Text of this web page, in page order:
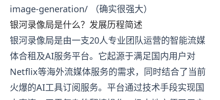
image-generation/ （确实很强大）
银河录像局是什么？发展历程简述
银河录像局是由一支20人专业团队运营的智能流媒
体合租及AI服务平台。它起源于满足国内用户对
Netflix等海外流媒体服务的需求，同时结合了当前
火爆的AI工具订阅服务。平台通过技术手段实现国